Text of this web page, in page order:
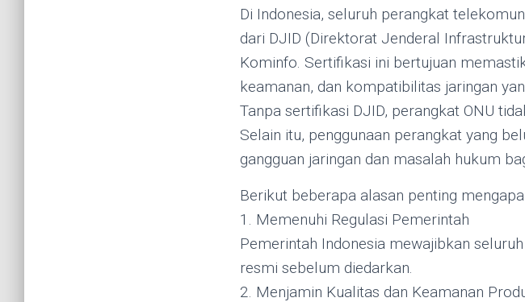
Di Indonesia, seluruh perangkat
dari DJID (Direktorat Jenderal
Kominfo. Sertifikasi ini bertujuan
keamanan, dan kompatibilitas jaringan
Tanpa sertifikasi DJID, perangkat ONU
Selain itu, penggunaan perangkat yang
gangguan jaringan dan masalah hukum
Berikut beberapa alasan penting
1. Memenuhi Regulasi Pemerintah
Pemerintah Indonesia mewajibkan
resmi sebelum diedarkan.
2. Menjamin Kualitas dan Keamanan